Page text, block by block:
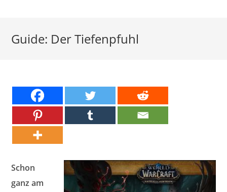
Guide: Der Tiefenpfuhl
Schon
ganz am